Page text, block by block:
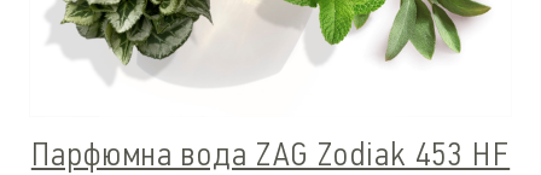
Парфюмна вода ZAG Zodiak 453 HF